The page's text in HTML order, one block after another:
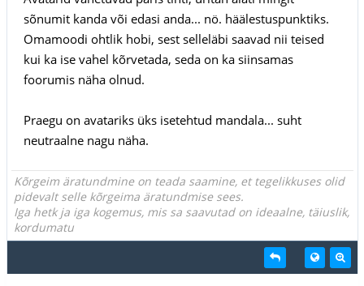
sõnumit kanda või edasi anda... nö. häälestuspunktiks.
Omamoodi ohtlik hobi, sest selleläbi saavad nii teised
kui ka ise vahel kõrvetada, seda on ka siinsamas
foorumis näha olnud.
Praegu on avatariks üks isetehtud mandala... suht
neutraalne nagu näha.
Kõrgeim äratundmine on teada saamine, et tegelikkuses olid
pidevalt selle kõrgeima äratundmise sees.
Iga hetk ja iga kogemus, mis sa saavutad on ideaalne, täiuslik,
kordumatu